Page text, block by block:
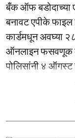
बँक ऑफ बडोदाच्या
बनावट एपीके फाइल
कार्डमधून अवघ्या
ऑनलाइन फसवणूक
पोलिसांनी ४ ऑगस्ट